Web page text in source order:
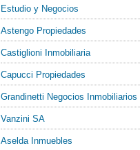
Estudio y Negocios
Astengo Propiedades
Castiglioni Inmobiliaria
Capucci Propiedades
Grandinetti Negocios Inmobiliarios
Vanzini SA
Aselda Inmuebles